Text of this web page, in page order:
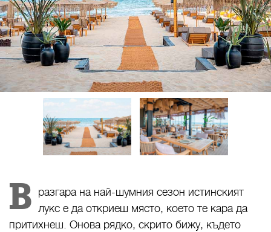
В разгара на най-шумния сезон истинският
лукс е да откриеш място, което те кара да
притихнеш. Онова рядко, скрито бижу, където